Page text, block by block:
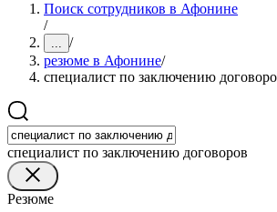
Поиск сотрудников в Афонине
/
... /
резюме в Афонине/
специалист по заключению
специалист по заключению договоров
Резюме